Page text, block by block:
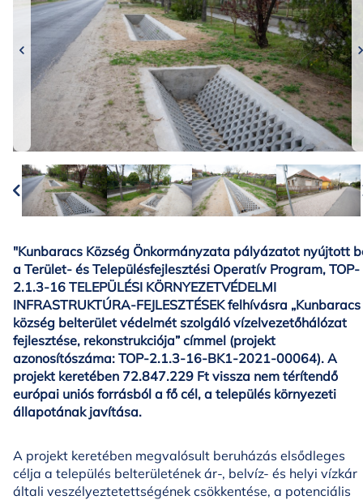
"Kunbaracs Község Önkormányzata pályázatot nyújtott
a Terület- és Településfejlesztési Operatív Program, TOP-
2.1.3-16 TELEPÜLÉSI KÖRNYEZETVÉDELMI
INFRASTRUKTÚRA-FEJLESZTÉSEK felhívásra „Kunbaracs
község belterület védelmét szolgáló vízelvezetőhálózat
fejlesztése, rekonstrukciója” címmel (projekt
azonosítószáma: TOP-2.1.3-16-BK1-2021-00064). A
projekt keretében 72.847.229 Ft vissza nem térítendő
európai uniós forrásból a fő cél, a település környezeti
állapotának javítása.
A projekt keretében megvalósult beruházás elsődleges
célja a település belterületének ár-, belvíz- és helyi vízkár
általi veszélyeztetettségének csökkentése, a potenciális